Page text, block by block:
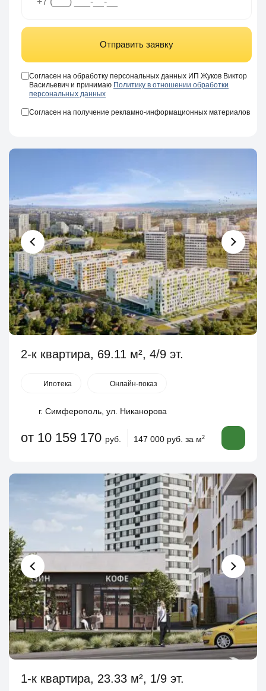
Отправить заявку
Согласен на обработку персональных данных ИП Жуков Виктор
Васильевич и принимаю Политику в отношении обработки
персональных данных
Согласен на получение рекламно-информационных материалов
2-к квартира, 69.11 м², 4/9 эт.
Ипотека Онлайн-показ
г. Симферополь, ул. Никанорова
от 10 159 170 руб. 147 000 руб. за м2
1-к квартира, 23.33 м², 1/9 эт.